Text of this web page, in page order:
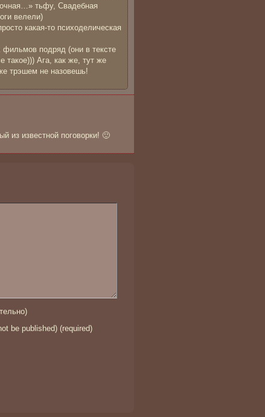
тьфу, Свадебная
велели)
какая-то психоделическая
фильмов подряд (они в тексте
такое))) Ага, как же, тут же
трэшем не назовешь!
из известной поговорки! 🙂
be published) (required)